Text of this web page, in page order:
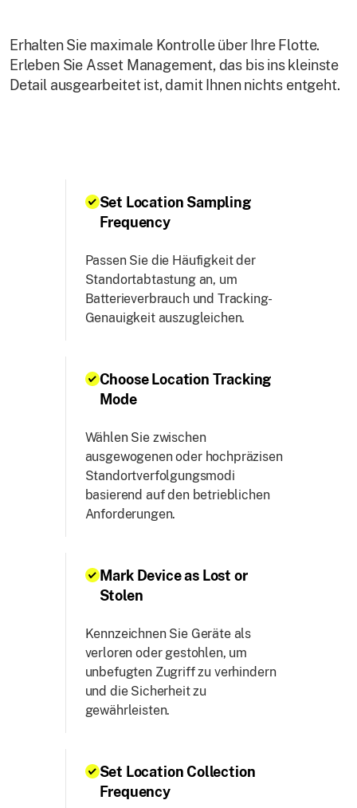
Erhalten Sie maximale Kontrolle über Ihre Flotte.
Erleben Sie Asset Management, das bis ins kleinste
Detail ausgearbeitet ist, damit Ihnen nichts entgeht.
Set Location Sampling
Frequency
Passen Sie die Häufigkeit der
Standortabtastung an, um
Batterieverbrauch und Tracking-
Genauigkeit auszugleichen.
Choose Location Tracking
Mode
Wählen Sie zwischen
ausgewogenen oder hochpräzisen
Standortverfolgungsmodi
basierend auf den betrieblichen
Anforderungen.
Mark Device as Lost or
Stolen
Kennzeichnen Sie Geräte als
verloren oder gestohlen, um
unbefugten Zugriff zu verhindern
und die Sicherheit zu
gewährleisten.
Set Location Collection
Frequency